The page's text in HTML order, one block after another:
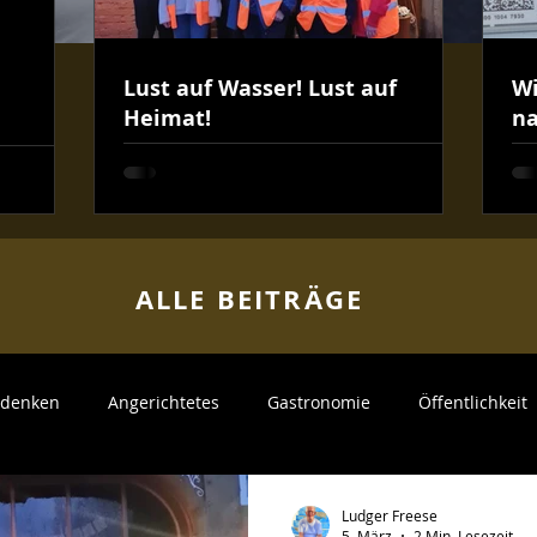
Lust auf Wasser! Lust auf
Heimat!
ALLE BEITRÄGE
Angerichtetes Gastronomie Öffentlichkeit
Mitarbeiter Neue Produkte
Ludger Freese